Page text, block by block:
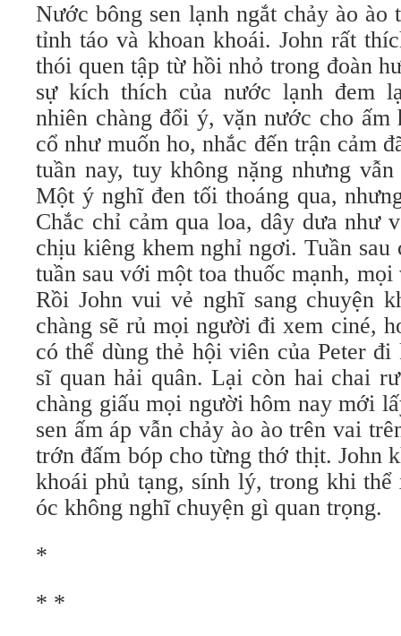
Nước bông sen lạnh ngắt chảy ào ào
tỉnh táo và khoan khoái. John rất
thói quen tập từ hồi nhỏ trong đoàn
sự kích thích của nước lạnh đem
nhiên chàng đổi ý, vặn nước cho
cổ như muốn ho, nhắc đến trận cảm
tuần nay, tuy không nặng nhưng
Một ý nghĩ đen tối thoáng qua,
Chắc chỉ cảm qua loa, dây dưa như
chịu kiêng khem nghỉ ngơi. Tuần sau
tuần sau với một toa thuốc mạnh,
Rồi John vui vẻ nghĩ sang chuyện
chàng sẽ rủ mọi người đi xem ciné,
có thể dùng thẻ hội viên của Peter
sĩ quan hải quân. Lại còn hai chai
chàng giấu mọi người hôm nay mới
sen ấm áp vẫn chảy ào ào trên vai
trớn đấm bóp cho từng thớ thịt. John
khoái phủ tạng, sính lý, trong khi
óc không nghĩ chuyện gì quan trọng.
*
* *